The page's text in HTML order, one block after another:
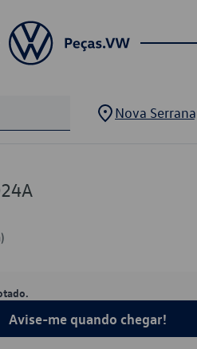
Nova Serrana
Avise-me quando chegar!